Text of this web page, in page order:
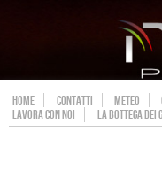
HOME CONTATTI METEO
LAVORA CON NOI
LA BOTTEGA DEI